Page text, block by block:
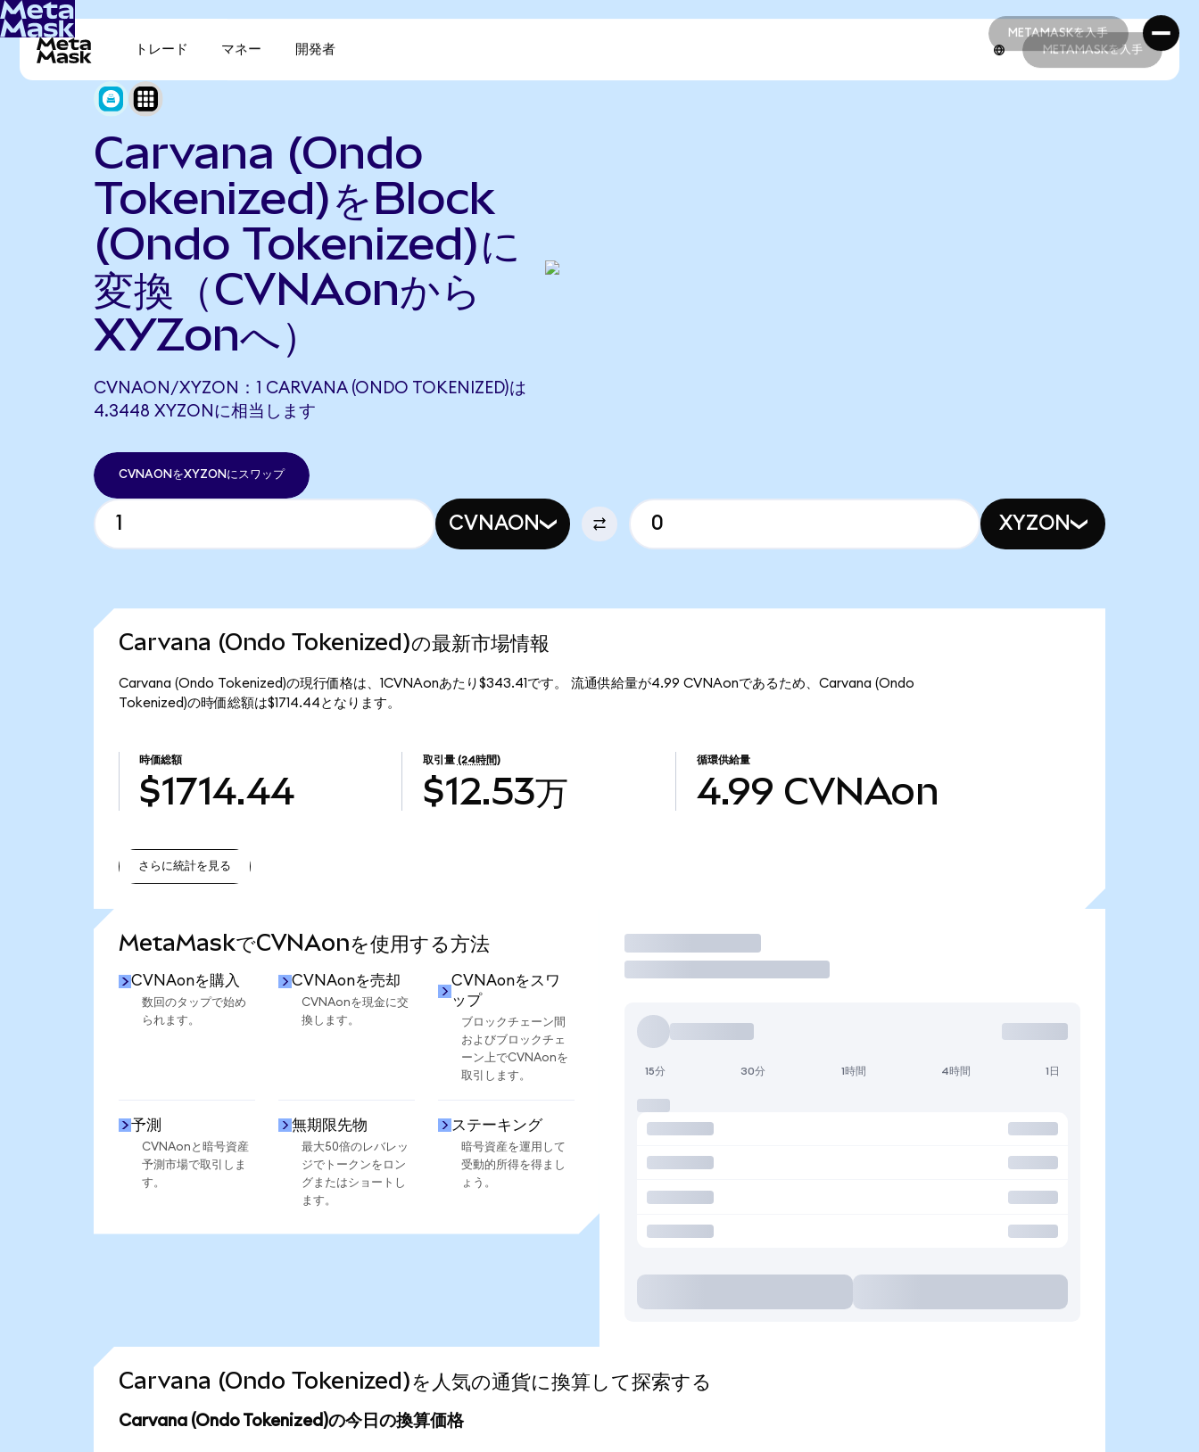
METAMASKを入手
METAMASKを入手
トレード マネー 開発者 METAMASKを入手
Carvana (Ondo
Tokenized)をBlock
(Ondo Tokenized)に
変換（CVNAonから
XYZonへ）
CVNAON/XYZON：1 CARVANA (ONDO TOKENIZED)は
4.3448 XYZONに相当します
CVNAONをXYZONにスワップ
CVNAON XYZON
Carvana (Ondo Tokenized)の最新市場情報
Carvana (Ondo Tokenized)の現行価格は、1CVNAonあたり$343.41です。 流通供給量が4.99 CVNAonであるため、Carvana (Ondo
Tokenized)の時価総額は$1714.44となります。
時価総額
$1714.44
取引量 (24時間)
$12.53万
循環供給量
4.99 CVNAon
さらに統計を見る
MetaMaskでCVNAonを使用する方法
CVNAonを購入
数回のタップで始め
られます。
CVNAonを売却
CVNAonを現金に交
換します。
CVNAonをスワ
ップ
ブロックチェーン間
およびブロックチェ
ーン上でCVNAonを
取引します。
予測
CVNAonと暗号資産
予測市場で取引しま
す。
無期限先物
最大50倍のレバレッ
ジでトークンをロン
グまたはショートし
ます。
ステーキング
暗号資産を運用して
受動的所得を得まし
ょう。
取引
15分 30分 1時間 4時間 1日
Carvana (Ondo Tokenized)を人気の通貨に換算して探索する
Carvana (Ondo Tokenized)の今日の換算価格